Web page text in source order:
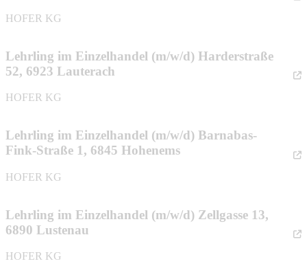
HOFER KG
Lehrling im Einzelhandel (m/w/d) Harderstraße
52, 6923 Lauterach
HOFER KG
Lehrling im Einzelhandel (m/w/d) Barnabas-
Fink-Straße 1, 6845 Hohenems
HOFER KG
Lehrling im Einzelhandel (m/w/d) Zellgasse 13,
6890 Lustenau
HOFER KG